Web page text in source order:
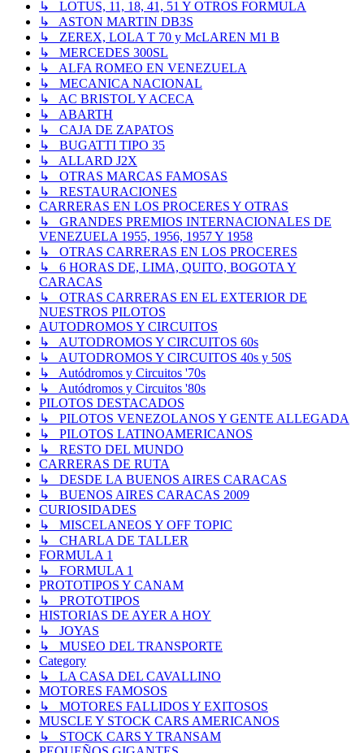
↳ LOTUS, 11, 18, 41, 51 Y OTROS FORMULA
↳ ASTON MARTIN DB3S
↳ ZEREX, LOLA T 70 y McLAREN M1 B
↳ MERCEDES 300SL
↳ ALFA ROMEO EN VENEZUELA
↳ MECANICA NACIONAL
↳ AC BRISTOL Y ACECA
↳ ABARTH
↳ CAJA DE ZAPATOS
↳ BUGATTI TIPO 35
↳ ALLARD J2X
↳ OTRAS MARCAS FAMOSAS
↳ RESTAURACIONES
CARRERAS EN LOS PROCERES Y OTRAS
↳ GRANDES PREMIOS INTERNACIONALES DE
VENEZUELA 1955, 1956, 1957 Y 1958
↳ OTRAS CARRERAS EN LOS PROCERES
↳ 6 HORAS DE, LIMA, QUITO, BOGOTA Y
CARACAS
↳ OTRAS CARRERAS EN EL EXTERIOR DE
NUESTROS PILOTOS
AUTODROMOS Y CIRCUITOS
↳ AUTODROMOS Y CIRCUITOS 60s
↳ AUTODROMOS Y CIRCUITOS 40s y 50S
↳ Autódromos y Circuitos '70s
↳ Autódromos y Circuitos '80s
PILOTOS DESTACADOS
↳ PILOTOS VENEZOLANOS Y GENTE ALLEGADA
↳ PILOTOS LATINOAMERICANOS
↳ RESTO DEL MUNDO
CARRERAS DE RUTA
↳ DESDE LA BUENOS AIRES CARACAS
↳ BUENOS AIRES CARACAS 2009
CURIOSIDADES
↳ MISCELANEOS Y OFF TOPIC
↳ CHARLA DE TALLER
FORMULA 1
↳ FORMULA 1
PROTOTIPOS Y CANAM
↳ PROTOTIPOS
HISTORIAS DE AYER A HOY
↳ JOYAS
↳ MUSEO DEL TRANSPORTE
Category
↳ LA CASA DEL CAVALLINO
MOTORES FAMOSOS
↳ MOTORES FALLIDOS Y EXITOSOS
MUSCLE Y STOCK CARS AMERICANOS
↳ STOCK CARS Y TRANSAM